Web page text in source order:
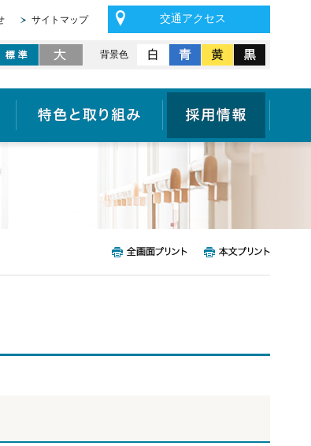
サイトマップ 交通アクセス
背景色